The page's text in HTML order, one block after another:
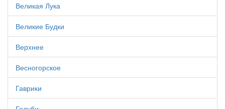
Великая Лука
Великие Будки
Верхнее
Весногорское
Гаврики